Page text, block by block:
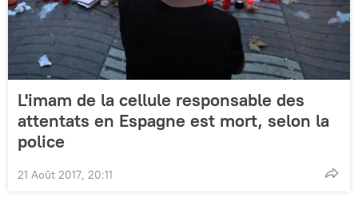
L'imam de la cellule responsable des
attentats en Espagne est mort, selon la
police
21 Août 2017, 20:11